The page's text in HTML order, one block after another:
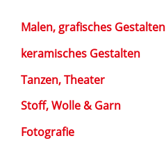
Malen, grafisches Gestalten
keramisches Gestalten
Tanzen, Theater
Stoff, Wolle & Garn
Fotografie